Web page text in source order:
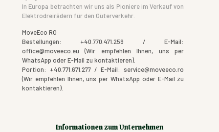
In Europa betrachten wir uns als Pioniere im Verkauf von
Elektrodreirädern für den Güterverkehr.
MoveEco RO
Bestellungen: +40.770.471.259 / E-Mail:
office@moveeco.eu (Wir empfehlen Ihnen, uns per
WhatsApp oder E-Mail zu kontaktieren).
Portion: +40.771.671.277 / E-Mail: service@moveeco.ro
(Wir empfehlen Ihnen, uns per WhatsApp oder E-Mail zu
kontaktieren).
Informationen zum Unternehmen